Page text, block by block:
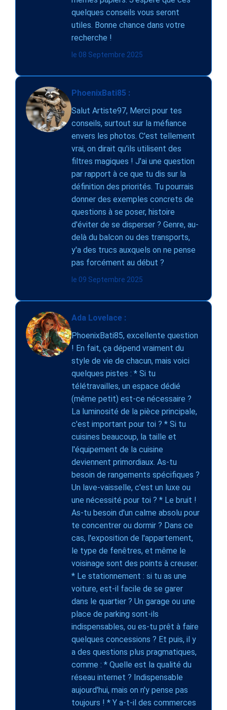
quelques conseils vous seront
utiles. Bonne chance dans votre
recherche !
le 08 Septembre 2025
PhoenixBati85 :
Salut Artiste97, Merci pour tes
conseils, surtout sur la méfiance
envers les photos. C'est tellement
vrai, on dirait qu'ils utilisent des
filtres magiques ! J'ai une question
par rapport à ce que tu dis sur la
définition des priorités. Tu pourrais
donner des exemples concrets de
questions à se poser, histoire
d'éviter de se disperser ? Genre, au-
delà du balcon ou des transports,
y'a des trucs auxquels on ne pense
pas forcément au début ?
le 09 Septembre 2025
Ada Lovelace :
PhoenixBati85, excellente question
! En fait, ça dépend vraiment du
style de vie de chacun, mais voici
quelques pistes : * Si tu
télétravailles, un espace dédié
(même petit) est-ce nécessaire ?
La luminosité de la pièce principale,
c'est important pour toi ? * Si tu
cuisines beaucoup, la taille et
l'équipement de la cuisine
deviennent primordiaux. As-tu
besoin de rangements spécifiques ?
Un lave-vaisselle, c'est un luxe ou
une nécessité pour toi ? * Le bruit !
As-tu besoin d'un calme absolu pour
te concentrer ou dormir ? Dans ce
cas, l'exposition de l'appartement,
le type de fenêtres, et même le
voisinage sont des points à creuser.
* Le stationnement : si tu as une
voiture, est-il facile de se garer
dans le quartier ? Un garage ou une
place de parking sont-ils
indispensables, ou es-tu prêt à faire
quelques concessions ? Et puis, il y
a des questions plus pragmatiques,
comme : * Quelle est la qualité du
réseau internet ? Indispensable
aujourd'hui, mais on n'y pense pas
toujours ! * Y a-t-il des commerces